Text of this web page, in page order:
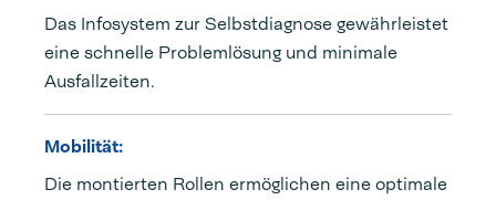
Das Infosystem zur Selbstdiagnose gewährleistet
eine schnelle Problemlösung und minimale
Ausfallzeiten.
Mobilität:
Die montierten Rollen ermöglichen eine optimale